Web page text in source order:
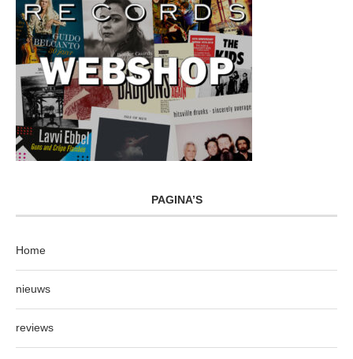
PAGINA’S
Home
nieuws
reviews